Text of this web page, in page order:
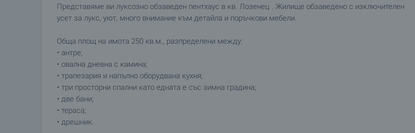
Представяме ви луксозно обзаведен пентхаус в кв. Лозенец . Жилище обзаведено с изключителен
усет за лукс, уют, много внимание към детайла и поръчкови мебели.
Обща площ на имота 250 кв.м., разпределени между:
• антре;
• овална дневна с камина;
• трапезария и напълно оборудвана кухня;
• три просторни спални като едната е със зимна градина;
• две бани;
• тераса;
• дрешник.